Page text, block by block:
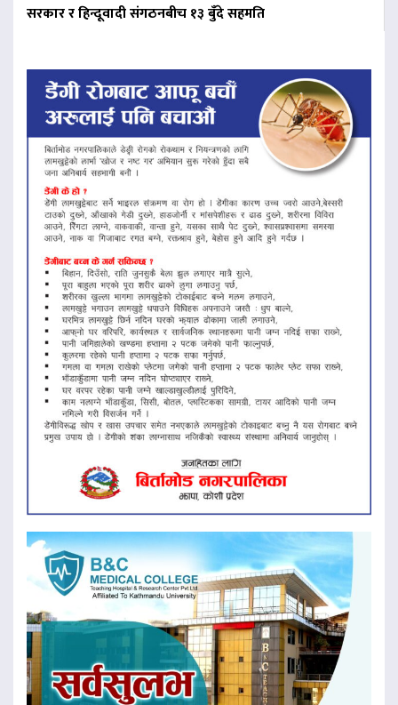
सरकार र हिन्दूवादी संगठनबीच १३ बुँदे सहमति